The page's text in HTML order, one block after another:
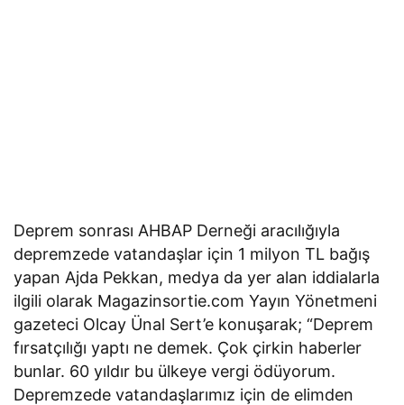
Deprem sonrası AHBAP Derneği aracılığıyla
depremzede vatandaşlar için 1 milyon TL bağış
yapan Ajda Pekkan, medya da yer alan iddialarla
ilgili olarak Magazinsortie.com Yayın Yönetmeni
gazeteci Olcay Ünal Sert’e konuşarak; “Deprem
fırsatçılığı yaptı ne demek. Çok çirkin haberler
bunlar. 60 yıldır bu ülkeye vergi ödüyorum.
Depremzede vatandaşlarımız için de elimden